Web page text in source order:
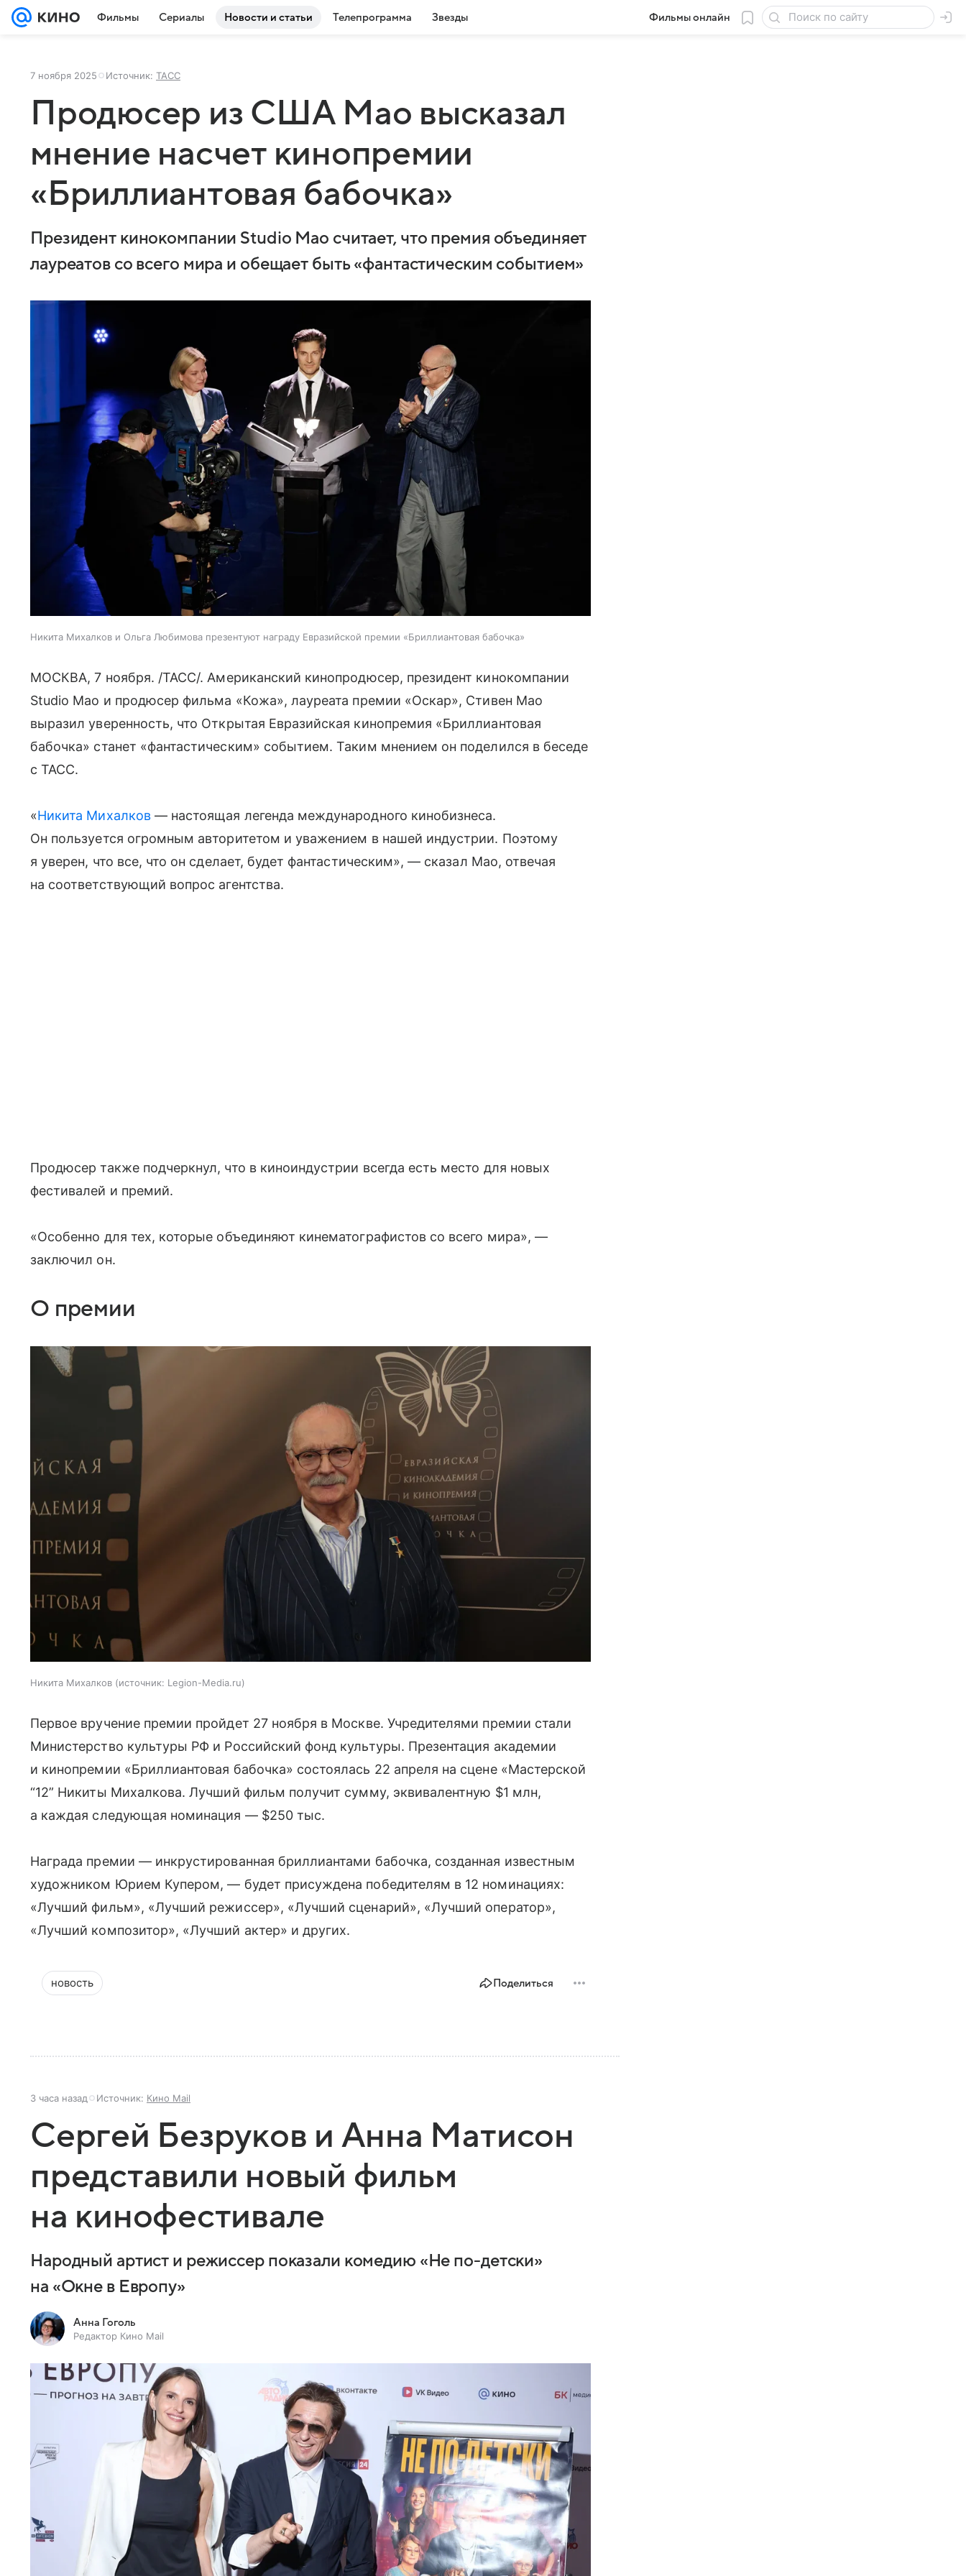
Фильмы Сериалы Новости и статьи Телепрограмма Звезды Фильмы онлайн
7 ноября 2025 Источник: ТАСС
Продюсер из США Мао высказал
мнение насчет кинопремии
«Бриллиантовая бабочка»
Президент кинокомпании Studio Mao считает, что премия объединяет
лауреатов со всего мира и обещает быть «фантастическим событием»
Никита Михалков и Ольга Любимова презентуют награду Евразийской премии «Бриллиантовая бабочка»
МОСКВА, 7 ноября. /ТАСС/. Американский кинопродюсер, президент кинокомпании
Studio Mao и продюсер фильма «Кожа», лауреата премии «Оскар», Стивен Мао
выразил уверенность, что Открытая Евразийская кинопремия «Бриллиантовая
бабочка» станет «фантастическим» событием. Таким мнением он поделился в беседе
с ТАСС.
«Никита Михалков— настоящая легенда международного кинобизнеса.
Он пользуется огромным авторитетом и уважением в нашей индустрии. Поэтому
я уверен, что все, что он сделает, будет фантастическим», — сказал Мао, отвечая
на соответствующий вопрос агентства.
Продюсер также подчеркнул, что в киноиндустрии всегда есть место для новых
фестивалей и премий.
«Особенно для тех, которые объединяют кинематографистов со всего мира», —
заключил он.
О премии
Никита Михалков источник: Legion-Media.ru
Первое вручение премии пройдет 27 ноября в Москве. Учредителями премии стали
Министерство культуры РФ и Российский фонд культуры. Презентация академии
и кинопремии «Бриллиантовая бабочка» состоялась 22 апреля на сцене «Мастерской
“12” Никиты Михалкова. Лучший фильм получит сумму, эквивалентную $1 млн,
а каждая следующая номинация — $250 тыс.
Награда премии — инкрустированная бриллиантами бабочка, созданная известным
художником Юрием Купером, — будет присуждена победителям в 12 номинациях:
«Лучший фильм», «Лучший режиссер», «Лучший сценарий», «Лучший оператор»,
«Лучший композитор», «Лучший актер» и других.
новость Поделиться
3 часа назад Источник: Кино Mail
Сергей Безруков и Анна Матисон
представили новый фильм
на кинофестивале
Народный артист и режиссер показали комедию «Не по-детски»
на «Окне в Европу»
Анна Гоголь
Редактор Кино Mail